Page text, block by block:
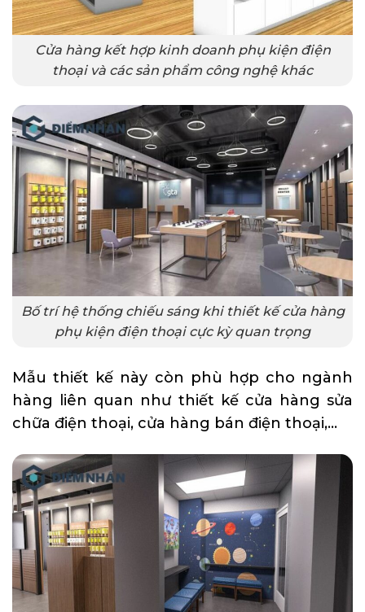
Cửa hàng kết hợp kinh doanh phụ kiện điện
thoại và các sản phẩm công nghệ khác
Bố trí hệ thống chiếu sáng khi thiết kế cửa hàng
phụ kiện điện thoại cực kỳ quan trọng
Mẫu thiết kế này còn phù hợp cho ngành
hàng liên quan như thiết kế cửa hàng sửa
chữa điện thoại, cửa hàng bán điện thoại,…